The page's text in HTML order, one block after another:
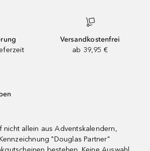
Versandkostenfrei
ab 39,95 €
nicht allein aus Adventskalendern,
"Douglas Partner"